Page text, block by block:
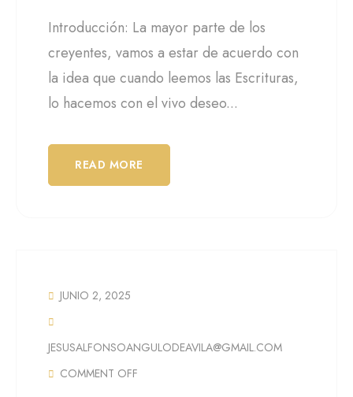
Introducción: La mayor parte de los
creyentes, vamos a estar de acuerdo con
la idea que cuando leemos las Escrituras,
lo hacemos con el vivo deseo...
READ MORE
JUNIO 2, 2025
JESUSALFONSOANGULODEAVILA@GMAIL.COM
COMMENT OFF